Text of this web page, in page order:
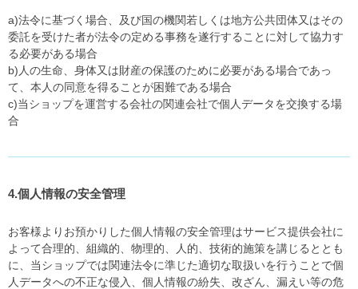
a)法令に基づく場合、及び国の機関若しくは地方公共団体又はその
委託を受けた者が法令の定める事務を遂行することに対して協力す
る必要がある場合
b)人の生命、身体又は財産の保護のために必要がある場合であっ
て、本人の同意を得ることが困難である場合
c)当ショップを運営する会社の関連会社で個人データを交換する場
合
4.個人情報の安全管理
お客様よりお預かりした個人情報の安全管理はサービス提供会社に
よって合理的、組織的、物理的、人的、技術的施策を講じるととも
に、当ショップでは関連法令に準じた適切な取扱いを行うことで個
人データへの不正な侵入、個人情報の紛失、改ざん、漏えい等の危